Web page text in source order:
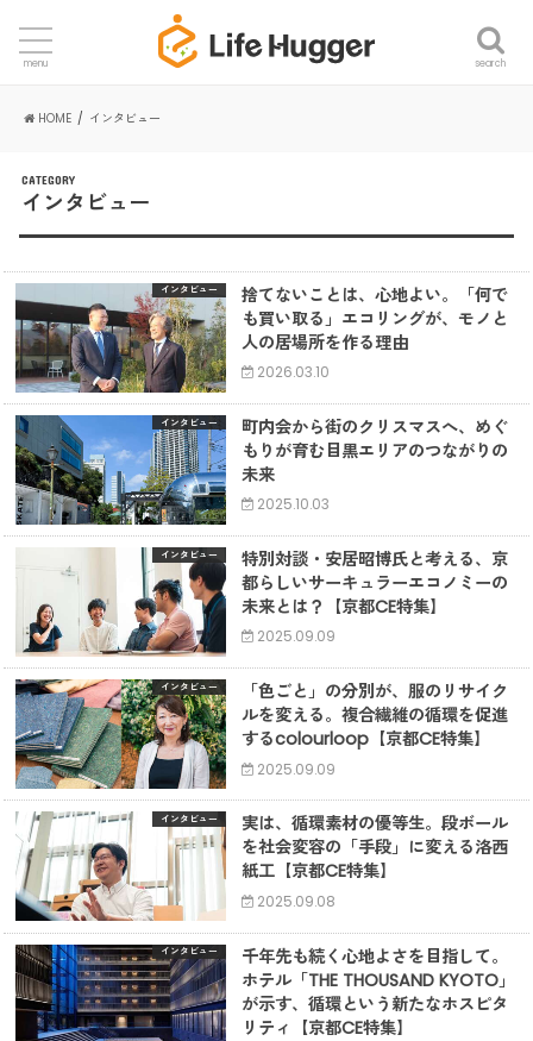
search
menu
HOME インタビュー
CATEGORY
インタビュー
インタビュー
捨てないことは、心地よい。「何で
も買い取る」エコリングが、モノと
人の居場所を作る理由
2026.03.10
インタビュー
町内会から街のクリスマスへ、めぐ
もりが育む目黒エリアのつながりの
未来
2025.10.03
インタビュー
特別対談・安居昭博氏と考える、京
都らしいサーキュラーエコノミーの
未来とは？【京都CE特集】
2025.09.09
インタビュー
「色ごと」の分別が、服のリサイク
ルを変える。複合繊維の循環を促進
するcolourloop【京都CE特集】
2025.09.09
インタビュー
実は、循環素材の優等生。段ボール
を社会変容の「手段」に変える洛西
紙工【京都CE特集】
2025.09.08
インタビュー
千年先も続く心地よさを目指して。
ホテル「THE THOUSAND KYOTO」
が示す、循環という新たなホスピタ
リティ【京都CE特集】